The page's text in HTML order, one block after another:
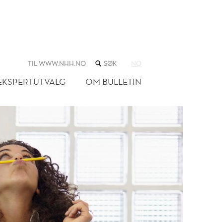
TIL WWW.NHH.NO SØK
NETTSTEDET
NO
OM BULLETIN